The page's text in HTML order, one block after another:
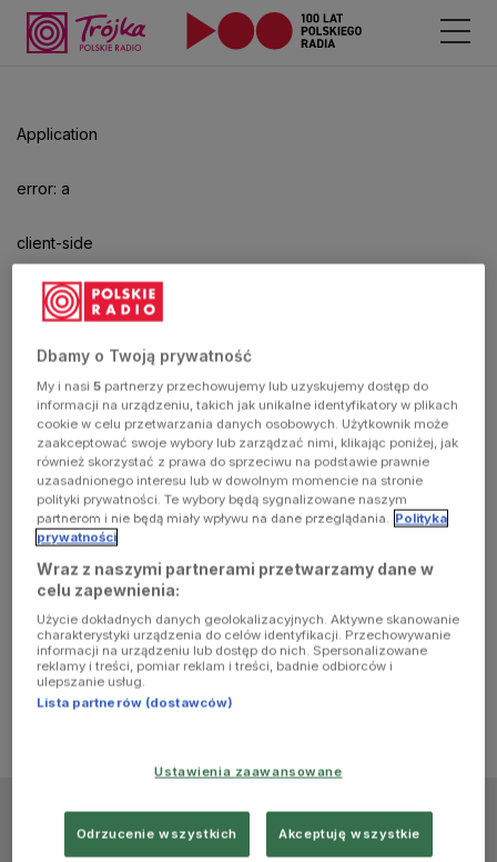
Application
error: a
client-side
exception
has
occurred
(see the
browser
console for
more
information)
aby
odtwarzać.
Dbamy o Twoją prywatność
My i nasi5 partnerzy przechowujemy lub uzyskujemy dostęp do
informacji na urządzeniu, takich jak unikalne identyfikatory w plikach
cookie w celu przetwarzania danych osobowych. Użytkownik może
zaakceptować swoje wybory lub zarządzać nimi, klikając poniżej, jak
również skorzystać z prawa do sprzeciwu na podstawie prawnie
uzasadnionego interesu lub w dowolnym momencie na stronie
polityki prywatności. Te wybory będą sygnalizowane naszym
partnerom i nie będą miały wpływu na dane przeglądania. Polityka
prywatności
Wraz z naszymi partnerami przetwarzamy dane w
celu zapewnienia:
Użycie dokładnych danych geolokalizacyjnych. Aktywne skanowanie
charakterystyki urządzenia do celów identyfikacji. Przechowywanie
informacji na urządzeniu lub dostęp do nich. Spersonalizowane
reklamy i treści, pomiar reklam i treści, badnie odbiorców i
ulepszanie usług.
Lista partnerów (dostawców)
Ustawienia zaawansowane
Odrzucenie wszystkich Akceptuję wszystkie